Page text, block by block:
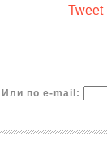
Tweet
Или по e-mail: